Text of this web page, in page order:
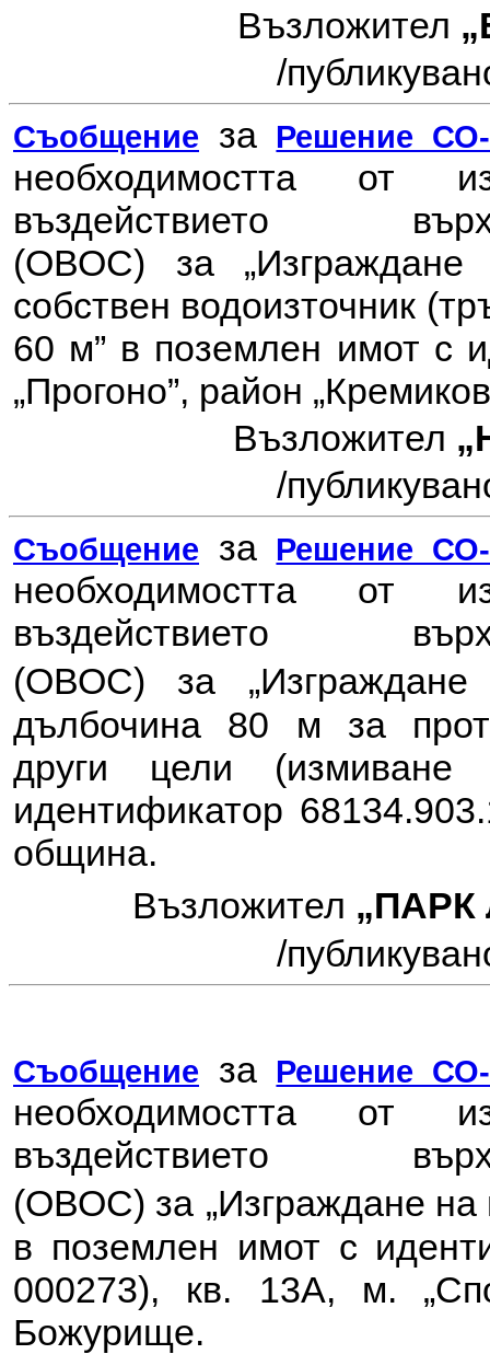
Възложител
/
Съобщение за Решение СО-
необходимостта от
въздействието
(ОВОС) за
собствен водоизточник
60 м” в поземлен имот с
„Прогоно”, район
Възложител
/
Съобщение за Решение СО-
необходимостта от
въздействието
(ОВОС) за
дълбочина 80 м за
други цели
идентификатор
община.
Възложител
/
Съобщение за Решение СО-
необходимостта от
въздействието
(ОВОС) за „Изграждане на
в поземлен имот с
000273), кв. 13А, м.
Божурище.